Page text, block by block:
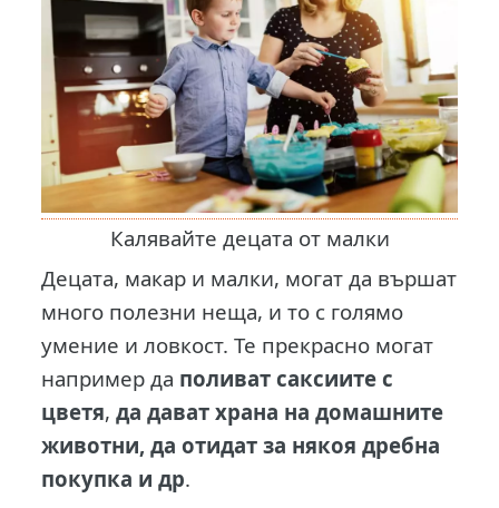
Калявайте децата от малки
Децата, макар и малки, могат да вършат
много полезни неща, и то с голямо
умение и ловкост. Те прекрасно могат
например да поливат саксиите с
цветя,да дават храна на домашните
животни, да отидат за някоя дребна
покупка и др.